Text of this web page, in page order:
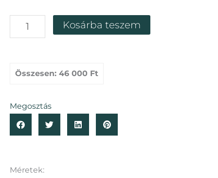
Méretek:
florárium
Kosárba teszem
Összesen: 46 000 Ft
Megosztás